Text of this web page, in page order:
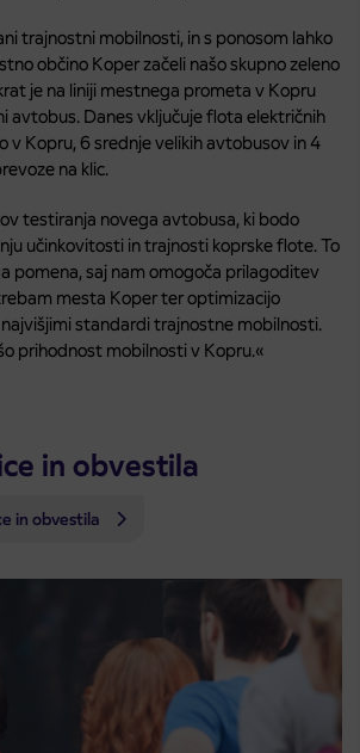
trajnostni mobilnosti, in s ponosom lahko
občino Koper začeli našo skupno zeleno
je na liniji mestnega prometa v Kopru
avtobus. Danes vključuje flota električnih
v Kopru, 6 srednje velikih avtobusov in 4
na klic.
testiranja novega avtobusa, ki bodo
učinkovitosti in trajnosti koprske flote. To
pomena, saj nam omogoča prilagoditev
mesta Koper ter optimizacijo
standardi trajnostne mobilnosti.
prihodnost mobilnosti v Kopru.«
in obvestila
in obvestila